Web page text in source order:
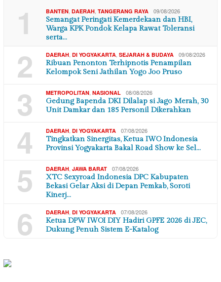
1 BANTEN DAERAH TANGERANG RAYA 09/08/2026
Semangat Peringati Kemerdekaan dan HBI,
Warga KPK Pondok Kelapa Rawat Toleransi
serta…
2 DAERAH DI YOGYAKARTA SEJARAH & BUDAYA 09/08/2026
Ribuan Penonton Terhipnotis Penampilan
Kelompok Seni Jathilan Yogo Joo Pruso
3 METROPOLITAN NASIONAL 08/08/2026
Gedung Bapenda DKI Dilalap si Jago Merah, 30
Unit Damkar dan 185 Personil Dikerahkan
4 DAERAH DI YOGYAKARTA 07/08/2026
Tingkatkan Sinergitas, Ketua IWO Indonesia
Provinsi Yogyakarta Bakal Road Show ke Sel…
5 DAERAH JAWA BARAT 07/08/2026
XTC Sexyroad Indonesia DPC Kabupaten
Bekasi Gelar Aksi di Depan Pemkab, Soroti
Kinerj…
6 DAERAH DI YOGYAKARTA 07/08/2026
Ketua DPW IWOI DIY Hadiri GPFE 2026 di JEC,
Dukung Penuh Sistem E-Katalog